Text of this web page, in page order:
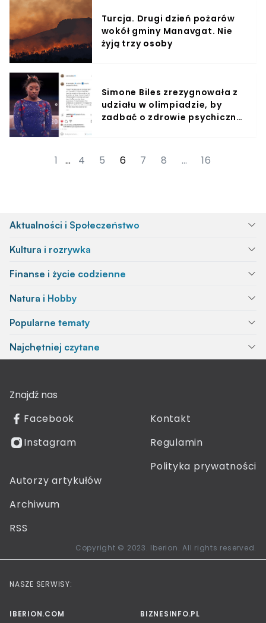
Turcja. Drugi dzień pożarów
wokół gminy Manavgat. Nie
żyją trzy osoby
Simone Biles zrezygnowała z
udziału w olimpiadzie, by
zadbać o zdrowie psychiczne.
1 … 4 5 6 7 8 … 16
Aktualności i Społeczeństwo
Kultura i rozrywka
Finanse i życie codzienne
Natura i Hobby
Popularne tematy
Najchętniej czytane
Znajdź nas
Facebook
Instagram
Kontakt
Regulamin
Polityka prywatności
Autorzy artykułów
Archiwum
RSS
Copyright © 2023. Iberion. All rights reserved.
NASZE SERWISY:
IBERION.COM BIZNESINFO.PL